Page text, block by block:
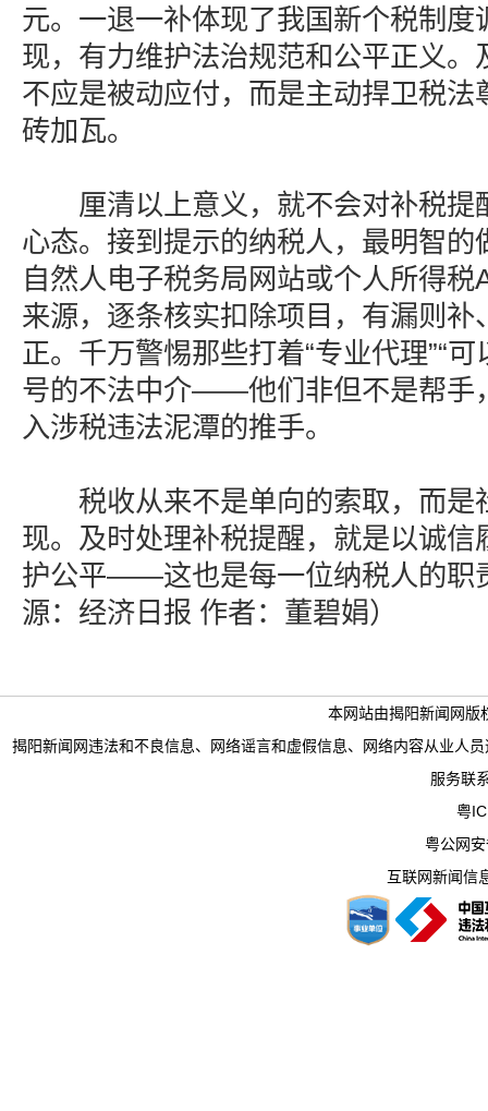
元。一退一补体现了我国新个税制度
现，有力维护法治规范和公平正义。
不应是被动应付，而是主动捍卫税法
砖加瓦。
厘清以上意义，就不会对补税提
心态。接到提示的纳税人，最明智的
自然人电子税务局网站或个人所得税
来源，逐条核实扣除项目，有漏则补
正。千万警惕那些打着“专业代理”“可
号的不法中介——他们非但不是帮手
入涉税违法泥潭的推手。
税收从来不是单向的索取，而是
现。及时处理补税提醒，就是以诚信
护公平——这也是每一位纳税人的职
源：经济日报 作者：董碧娟）
本网站由揭阳新闻网版
揭阳新闻网违法和不良信息、网络谣言和虚假信息、网络内容从业人
服务联
粤
粤公网
互联网新闻信